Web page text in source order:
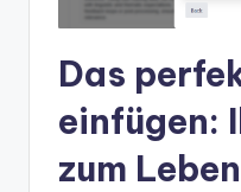
Das
einfügen:
zum